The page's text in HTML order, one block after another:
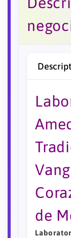
de